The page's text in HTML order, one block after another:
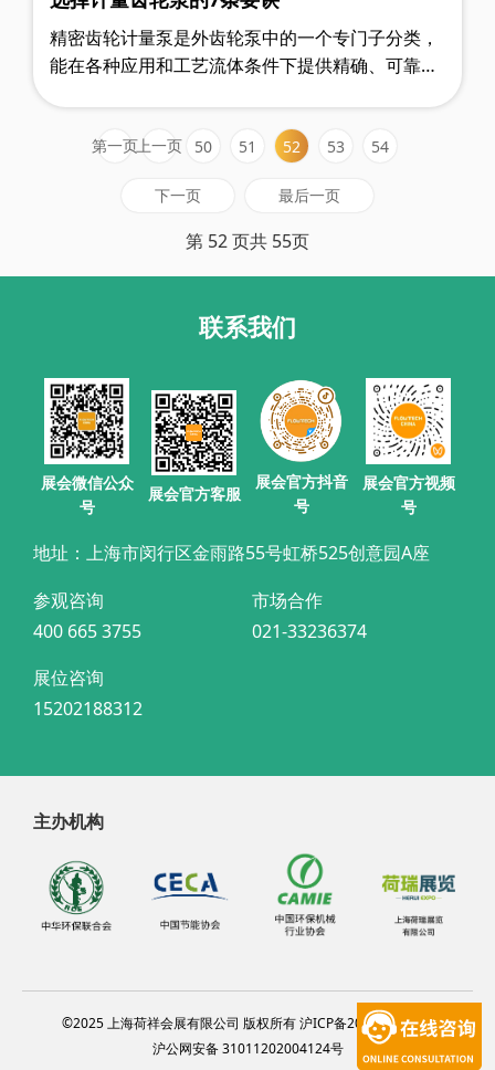
精密齿轮计量泵是外齿轮泵中的一个专门子分类，
能在各种应用和工艺流体条件下提供精确、可靠和
第一页上一页 50 51 52 53 54
下一页 最后一页
第 52 页共 55页
联系我们
展会微信公众
号
展会官方客服
展会官方抖音
号
展会官方视频
号
地址：上海市闵行区金雨路55号虹桥525创意园A座
参观咨询
400 665 3755
市场合作
021-33236374
展位咨询
15202188312
主办机构
©2025 上海荷祥会展有限公司 版权所有 沪ICP备20012314号-4
沪公网安备 31011202004124号